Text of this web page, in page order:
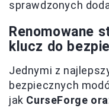
sprawdzonych
Renomowane
klucz do
Jednymi z
bezpiecznych
jak CurseForge